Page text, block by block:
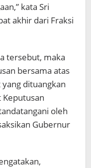
kata Sri
akhir dari Fraksi
tersebut, maka
bersama atas
dituangkan
oleh
Gubernur